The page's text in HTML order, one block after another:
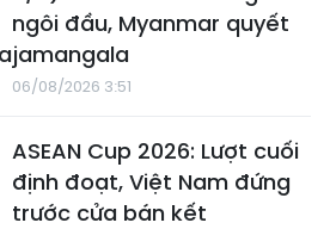
ngôi đầu, Myanmar quyết
06/08/2026 3:51
ASEAN Cup 2026: Lượt cuối
định đoạt, Việt Nam đứng
trước cửa bán kết